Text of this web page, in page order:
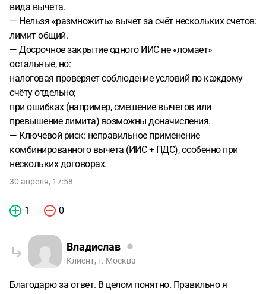
вида вычета.
— Нельзя «размножить» вычет за счёт нескольких счетов:
лимит общий.
— Досрочное закрытие одного ИИС не «ломает»
остальные, но:
налоговая проверяет соблюдение условий по каждому
счёту отдельно;
при ошибках (например, смешение вычетов или
превышение лимита) возможны доначисления.
— Ключевой риск: неправильное применение
комбинированного вычета (ИИС + ПДС), особенно при
нескольких договорах.
30 апреля, 17:58
1 0
Владислав
Клиент, г. Москва
Благодарю за ответ. В целом понятно. Правильно я